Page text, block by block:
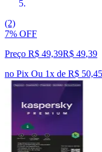
(2)
7% OFF
Preço R$ 49,39R$ 49,39
no Pix Ou 1x de R$